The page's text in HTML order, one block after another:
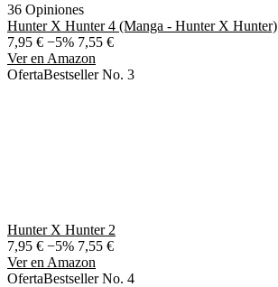
36 Opiniones
Hunter X Hunter 4 (Manga - Hunter X Hunter)
7,95 € −5% 7,55 €
Ver en Amazon
OfertaBestseller No. 3
Hunter X Hunter 2
7,95 € −5% 7,55 €
Ver en Amazon
OfertaBestseller No. 4